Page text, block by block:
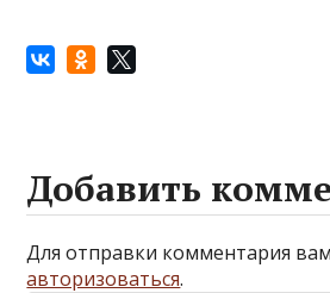
Добавить
Для отправки комментария
авторизоваться.